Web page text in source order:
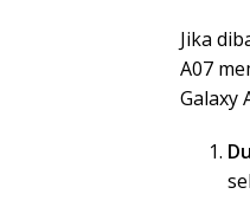
Jika
A07
Galaxy